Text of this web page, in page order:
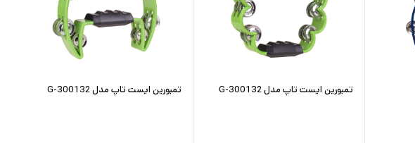
تمبورین ایست تاپ مدل G-300132 تمبورین ایست تاپ مدل 300132-G